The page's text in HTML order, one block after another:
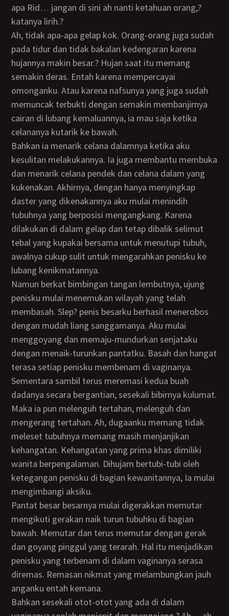
apa Rid… jangan di sini ah nanti ketahuan orang,?
katanya lirih.?
Ah, tidak apa-apa gelap kok. Orang-orang juga sudah
pada tidur dan tidak bakalan kedengaran karena
hujannya makin besar.? Hujan saat itu memang
semakin deras. Entah karena mempercayai
omonganku. Atau karena nafsunya yang juga sudah
memuncak terbukti dengan semakin membanjirnya
cairan di lubang kemaluannya, ia mau saja ketika
celananya kutarik ke bawah.
Bahkan ia menarik celana dalamnya ketika aku
kesulitan melakukannya. Ia juga membantu membuka
dan menarik celana pendek dan celana dalam yang
kukenakan. Akhirnya, dengan hanya menyingkap
daster yang dikenakannya aku mulai menindih
tubuhnya yang berposisi mengangkang. Karena
dilakukan di dalam gelap dan tetap dibalik selimut
tebal yang kupakai bersama untuk menutupi tubuh,
awalnya cukup sulit untuk mengarahkan penisku ke
lubang kenikmatannya.
Namun berkat bimbingan tangan lembutnya, ujung
penisku mulai menemukan wilayah yang telah
membasah. Slep? penis besarku berhasil menerobos
dengan mudah liang sanggamanya. Aku mulai
menggoyang dan memaju-mundurkan senjataku
dengan menaik-turunkan pantatku. Basah dan hangat
terasa setiap penisku membenam di vaginanya.
Sementara sambil terus meremasi kedua buah
dadanya secara bergantian, sesekali bibirnya kulumat.
Maka ia pun melenguh tertahan, melenguh dan
mengerang tertahan. Ah, dugaanku memang tidak
meleset tubuhnya memang masih menjanjikan
kehangatan. Kehangatan yang prima khas dimiliki
wanita berpengalaman. Dihujam bertubi-tubi oleh
ketegangan penisku di bagian kewanitannya, Ia mulai
mengimbangi aksiku.
Pantat besar besarnya mulai digerakkan memutar
mengikuti gerakan naik turun tubuhku di bagian
bawah. Memutar dan terus memutar dengan gerak
dan goyang pinggul yang terarah. Hal itu menjadikan
penisku yang terbenam di dalam vaginanya serasa
diremas. Remasan nikmat yang melambungkan jauh
anganku entah kemana.
Bahkan sesekali otot-otot yang ada di dalam